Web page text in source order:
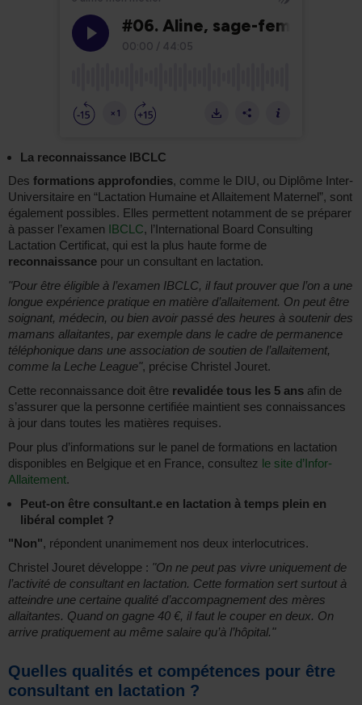
La reconnaissance IBCLC
Des formations approfondies, comme le DIU, ou Diplôme Inter-
Universitaire en “Lactation Humaine et Allaitement Maternel”, sont
également possibles. Elles permettent notamment de se préparer
à passer l’examen
IBCLC, l’International Board Consulting
Lactation Certificat, qui est la plus haute forme de
reconnaissance pour un consultant en lactation.
"Pour être éligible à l’examen IBCLC, il faut prouver que l’on a une
longue expérience pratique en matière d’allaitement. On peut être
soignant, médecin, ou bien avoir passé des heures à soutenir des
mamans allaitantes, par exemple dans le cadre de permanence
téléphonique dans une association de soutien de l’allaitement,
comme la Leche League", précise Christel Jouret.
Cette reconnaissance doit être revalidée tous les 5 ans afin de
s’assurer que la personne certifiée maintient ses connaissances
à jour dans toutes les matières requises.
Pour plus d’informations sur le panel de formations en lactation
disponibles en Belgique et en France, consultez le site d’Infor-
Allaitement.
Peut-on être consultant.e en lactation à temps plein en
libéral complet ?
"Non", répondent unanimement nos deux interlocutrices.
Christel Jouret développe : "On ne peut pas vivre uniquement de
l’activité de consultant en lactation. Cette formation sert surtout à
atteindre une certaine qualité d’accompagnement des mères
allaitantes. Quand on gagne 40 €, il faut le couper en deux. On
arrive pratiquement au même salaire qu’à l’hôpital."
Quelles qualités et compétences pour être
consultant en lactation ?